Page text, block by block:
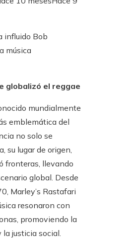
globalizó el reggae
mundialmente
emblemática del
no solo se
su lugar de origen,
fronteras, llevando
global. Desde
Marley’s Rastafari
resonaron con
promoviendo la
la justicia social.